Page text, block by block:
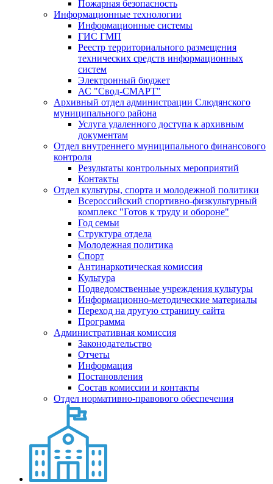
Пожарная безопасность
Информационные технологии
Информационные системы
ГИС ГМП
Реестр территориального размещения
технических средств информационных
систем
Электронный бюджет
АС "Свод-СМАРТ"
Архивный отдел администрации Слюдянского
муниципального района
Услуга удаленного доступа к архивным
документам
Отдел внутреннего муниципального финансового
контроля
Результаты контрольных мероприятий
Контакты
Отдел культуры, спорта и молодежной политики
Всероссийский спортивно-физкультурный
комплекс "Готов к труду и обороне"
Год семьи
Структура отдела
Молодежная политика
Спорт
Антинаркотическая комиссия
Культура
Подведомственные учреждения культуры
Информационно-методические материалы
Переход на другую страницу сайта
Программа
Административная комиссия
Законодательство
Отчеты
Информация
Постановления
Состав комиссии и контакты
Отдел нормативно-правового обеспечения